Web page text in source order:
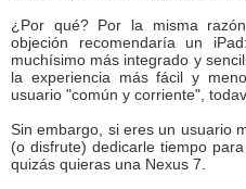
¿Por qué? Por la misma
objeción recomendaría un
muchísimo más integrado y
la experiencia más fácil y
usuario "común y corriente",
Sin embargo, si eres un usuario
(o disfrute) dedicarle tiempo
quizás quieras una Nexus 7.